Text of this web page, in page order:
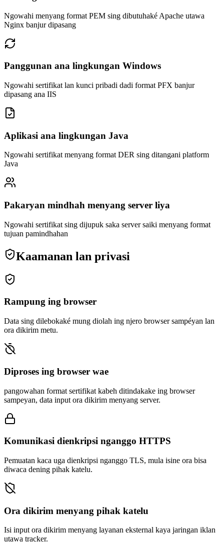
Ngowahi menyang format PEM sing dibutuhaké Apache utawa
Nginx banjur dipasang
Panggunan ana lingkungan Windows
Ngowahi sertifikat lan kunci pribadi dadi format PFX banjur
dipasang ana IIS
Aplikasi ana lingkungan Java
Ngowahi sertifikat menyang format DER sing ditangani platform
Java
Pakaryan mindhah menyang server liya
Ngowahi sertifikat sing dijupuk saka server saiki menyang format
tujuan pamindhahan
Kaamanan lan privasi
Rampung ing browser
Data sing dilebokaké mung diolah ing njero browser sampéyan lan
ora dikirim metu.
Diproses ing browser wae
pangowahan format sertifikat kabeh ditindakake ing browser
sampeyan, data input ora dikirim menyang server.
Komunikasi dienkripsi nganggo HTTPS
Pemuatan kaca uga dienkripsi nganggo TLS, mula isine ora bisa
diwaca dening pihak katelu.
Ora dikirim menyang pihak katelu
Isi input ora dikirim menyang layanan eksternal kaya jaringan iklan
utawa tracker.